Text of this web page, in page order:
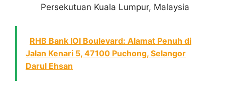
Persekutuan Kuala Lumpur, Malaysia
RHB Bank IOI Boulevard: Alamat Penuh di
Jalan Kenari 5, 47100 Puchong, Selangor
Darul Ehsan